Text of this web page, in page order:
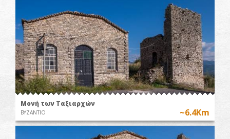
Μονή των Ταξιαρχών
ΒΥΖΑΝΤΙΟ ~6.4Km